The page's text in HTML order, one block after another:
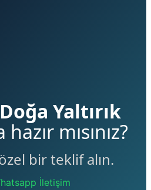
Doğa Yaltırık
mısınız?
bir teklif alın.
İletişim